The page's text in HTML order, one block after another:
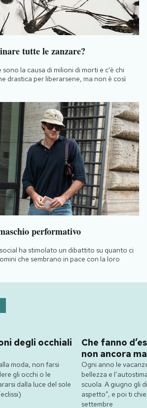
tutte le zanzare?
la causa di milioni di morti e c'è chi
drastica per liberarsene, ma non è così
performativo
ha stimolato un dibattito su quanto ci
che sembrano in pace con la loro
degli occhiali
moda, non farsi
gli occhi o le
dalla luce del sole
Che fanno
non ancora
Ogni anno le
bellezza e
scuola. A giugno gli
aspetto”, e poi ti
settembre